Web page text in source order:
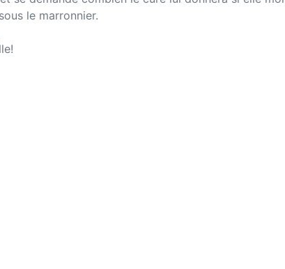
le marronnier.